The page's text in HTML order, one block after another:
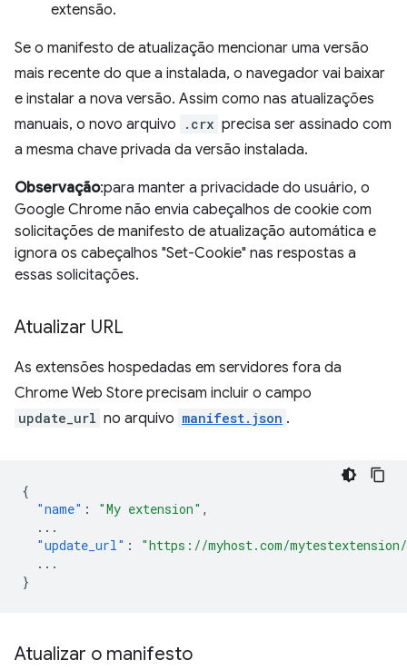
extensão.
Se o manifesto de atualização mencionar uma versão
mais recente do que a instalada, o navegador vai baixar
e instalar a nova versão. Assim como nas atualizações
manuais, o novo arquivo
.crx precisa ser assinado com
a mesma chave privada da versão instalada.
Observação:para manter a privacidade do usuário, o
Google Chrome não envia cabeçalhos de cookie com
solicitações de manifesto de atualização automática e
ignora os cabeçalhos "Set-Cookie" nas respostas a
essas solicitações.
Atualizar URL
As extensões hospedadas em servidores fora da
Chrome Web Store precisam incluir o campo
update_url no arquivo manifest.json .
{
"name" : "My extension" ,
...
"update_url" :
"https://myhost.com/
...
}
Atualizar o manifesto